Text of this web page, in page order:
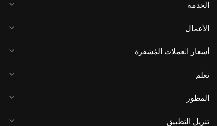
الخدمة
الأعمال
أسعار العملات المُشفرة
تعلم
المطور
تنزيل التطبيق